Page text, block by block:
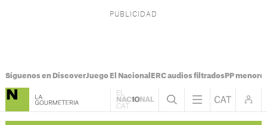
Síguenos en DiscoverJuego El Nacional ERC audios filtradosPP